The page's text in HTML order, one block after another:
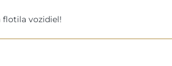
flotila vozidiel!